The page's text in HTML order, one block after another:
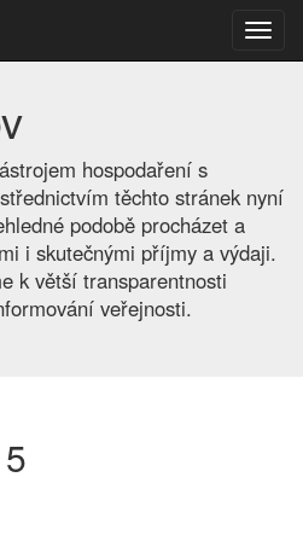
hospodaření s
těchto stránek nyní
podobě procházet a
i skutečnými příjmy a výdaji.
k větší transparentnosti
veřejnosti.